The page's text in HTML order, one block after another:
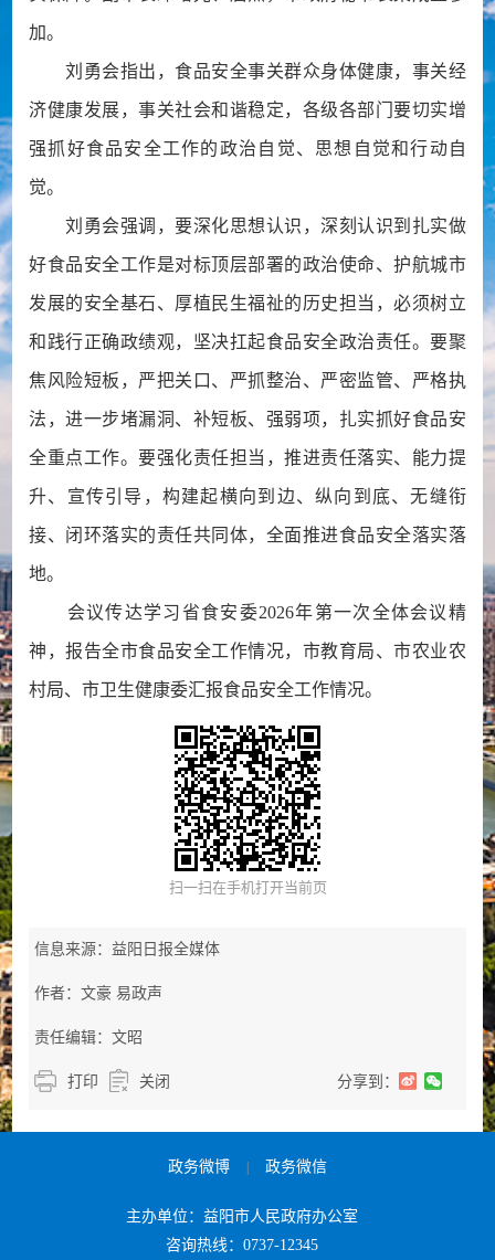
加。
刘勇会指出，食品安全事关群众身体健康，事关经
济健康发展，事关社会和谐稳定，各级各部门要切实增
强抓好食品安全工作的政治自觉、思想自觉和行动自
觉。
刘勇会强调，要深化思想认识，深刻认识到扎实做
好食品安全工作是对标顶层部署的政治使命、护航城市
发展的安全基石、厚植民生福祉的历史担当，必须树立
和践行正确政绩观，坚决扛起食品安全政治责任。要聚
焦风险短板，严把关口、严抓整治、严密监管、严格执
法，进一步堵漏洞、补短板、强弱项，扎实抓好食品安
全重点工作。要强化责任担当，推进责任落实、能力提
升、宣传引导，构建起横向到边、纵向到底、无缝衔
接、闭环落实的责任共同体，全面推进食品安全落实落
地。
会议传达学习省食安委2026年第一次全体会议精
神，报告全市食品安全工作情况，市教育局、市农业农
村局、市卫生健康委汇报食品安全工作情况。
扫一扫在手机打开当前页
信息来源：益阳日报全媒体
作者：文豪 易政声
责任编辑：文昭
打印 关闭 分享到：
政务微博 政务微信
主办单位：益阳市人民政府办公室
咨询热线：0737-12345